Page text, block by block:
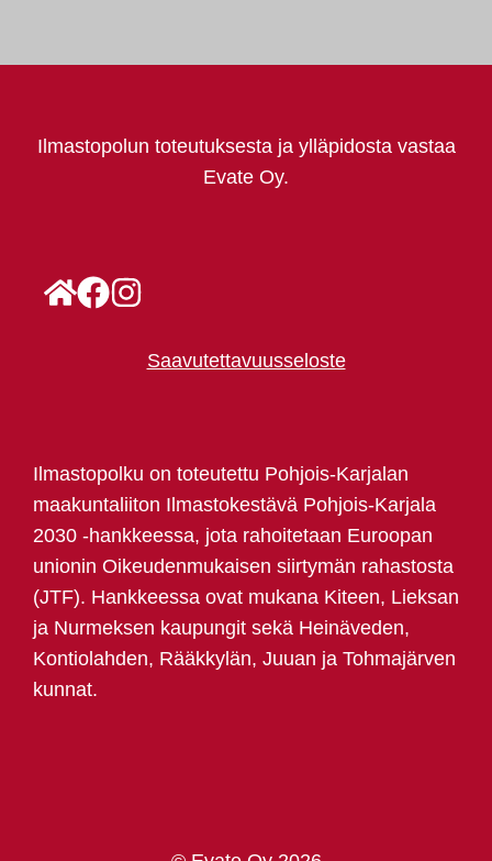
Ilmastopolun toteutuksesta ja ylläpidosta vastaa
Evate Oy.
Saavutettavuusseloste
Ilmastopolku on toteutettu Pohjois-Karjalan
maakuntaliiton Ilmastokestävä Pohjois-Karjala
2030 -hankkeessa, jota rahoitetaan Euroopan
unionin Oikeudenmukaisen siirtymän rahastosta
(JTF). Hankkeessa ovat mukana Kiteen, Lieksan
ja Nurmeksen kaupungit sekä Heinäveden,
Kontiolahden, Rääkkylän, Juuan ja Tohmajärven
kunnat.